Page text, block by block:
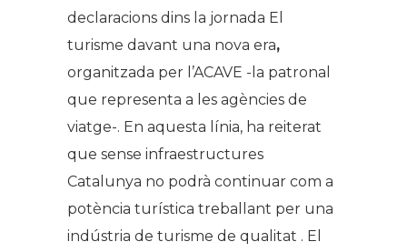
declaracions dins la jornada El
turisme davant una nova era,
organitzada per l’ACAVE -la patronal
que representa a les agències de
viatge-. En aquesta línia, ha reiterat
que sense infraestructures
Catalunya no podrà continuar com a
potència turística treballant per una
indústria de turisme de qualitat . El